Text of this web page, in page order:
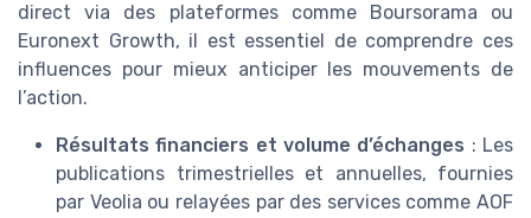
direct via des plateformes comme Boursorama ou
Euronext Growth, il est essentiel de comprendre ces
influences pour mieux anticiper les mouvements de
l’action.
Résultats financiers et volume d’échanges : Les
publications trimestrielles et annuelles, fournies
par Veolia ou relayées par des services comme AOF